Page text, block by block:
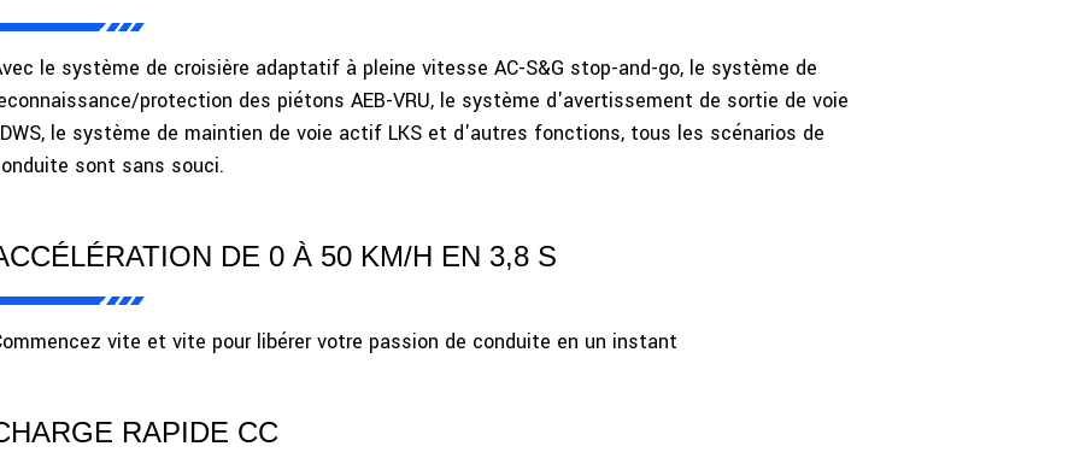
le système de croisière adaptatif à pleine vitesse AC-S&G stop-and-go, le système de
protection des piétons AEB-VRU, le système d'avertissement de sortie de voie
le système de maintien de voie actif LKS et d'autres fonctions, tous les scénarios de
sont sans souci.
DE 0 À 50 KM/H EN 3,8 S
vite et vite pour libérer votre passion de conduite en un instant
RAPIDE CC